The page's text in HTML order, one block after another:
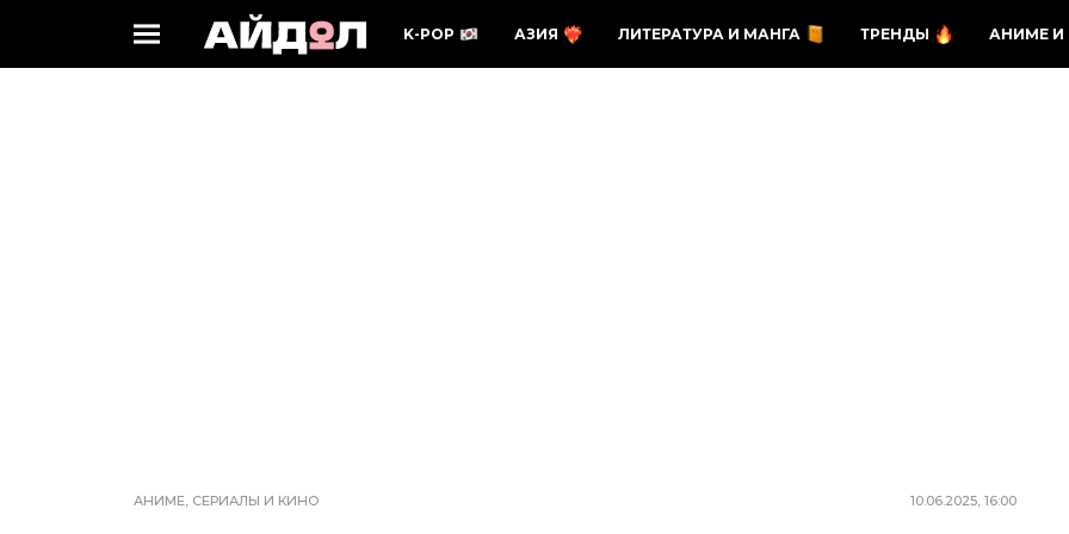
K-POP АЗИЯ ЛИТЕРАТУРА И МАНГА ТРЕНДЫ АНИМЕ И
АНИМЕ, СЕРИАЛЫ И КИНО 10.06.2025, 16:00